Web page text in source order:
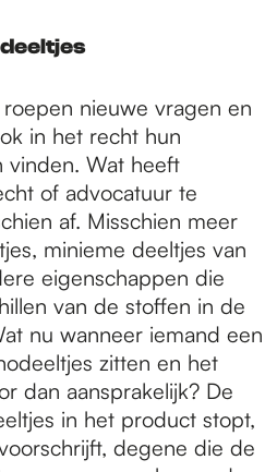
nieuwe vragen en
in het recht hun
vinden. Wat heeft
of advocatuur te
af. Misschien meer
minieme deeltjes van
eigenschappen die
van de stoffen in de
nu wanneer iemand een
zitten en het
dan aansprakelijk? De
in het product stopt,
degene die de